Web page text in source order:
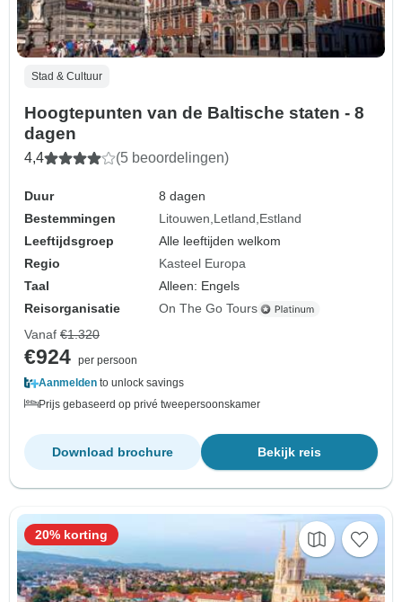
Stad & Cultuur
Hoogtepunten van de Baltische staten - 8
dagen
4,4 (5 beoordelingen)
Duur
8 dagen
Bestemmingen
Litouwen Letland Estland
Leeftijdsgroep
Alle leeftijden welkom
Regio
Kasteel Europa
Taal
Alleen: Engels
Reisorganisatie
On The Go Tours
Vanaf €1.320
€924 per persoon
Aanmelden to unlock savings
Prijs gebaseerd op privé tweepersoonskamer
Bekijk reis
Download brochure
20% korting